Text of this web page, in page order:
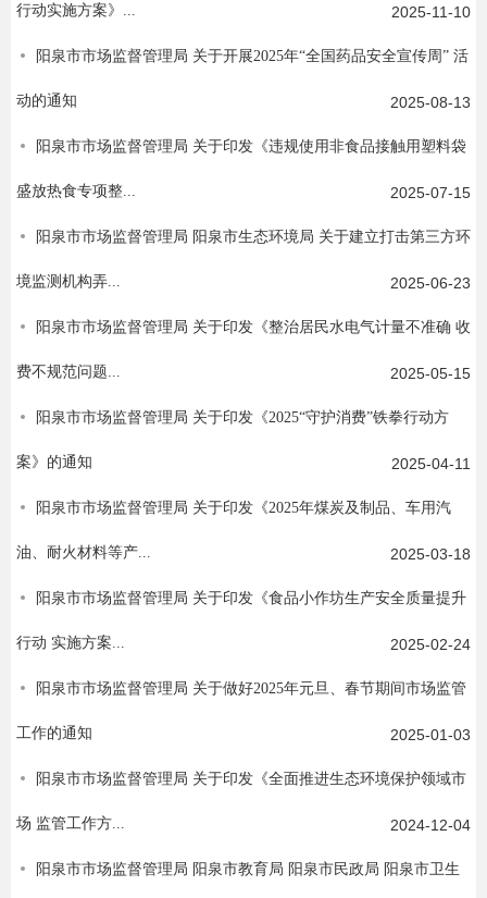
行动实施方案》... 2025-11-10
阳泉市市场监督管理局 关于开展2025年“全国药品安全宣传周” 活
动的通知 2025-08-13
阳泉市市场监督管理局 关于印发《违规使用非食品接触用塑料袋
盛放热食专项整... 2025-07-15
阳泉市市场监督管理局 阳泉市生态环境局 关于建立打击第三方环
境监测机构弄... 2025-06-23
阳泉市市场监督管理局 关于印发《整治居民水电气计量不准确 收
费不规范问题... 2025-05-15
阳泉市市场监督管理局 关于印发《2025“守护消费”铁拳行动方
案》的通知 2025-04-11
阳泉市市场监督管理局 关于印发《2025年煤炭及制品、车用汽
油、耐火材料等产... 2025-03-18
阳泉市市场监督管理局 关于印发《食品小作坊生产安全质量提升
行动 实施方案... 2025-02-24
阳泉市市场监督管理局 关于做好2025年元旦、春节期间市场监管
工作的通知 2025-01-03
阳泉市市场监督管理局 关于印发《全面推进生态环境保护领域市
场 监管工作方... 2024-12-04
阳泉市市场监督管理局 阳泉市教育局 阳泉市民政局 阳泉市卫生